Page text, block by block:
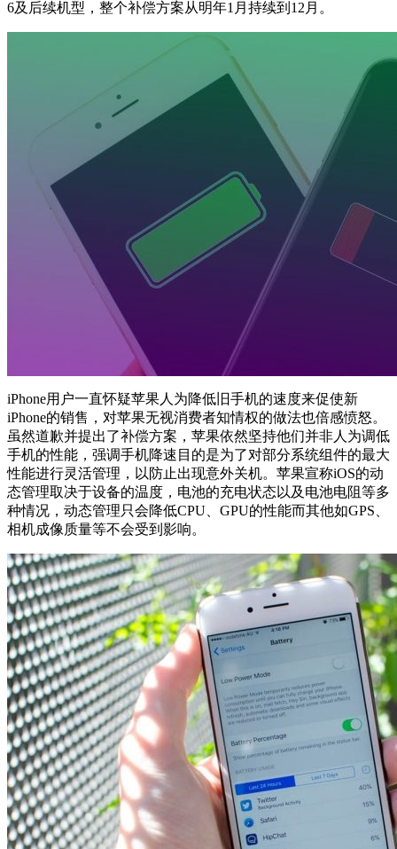
6及后续机型，整个补偿方案从明年1月持续到12月。
iPhone用户一直怀疑苹果人为降低旧手机的速度来促使新
iPhone的销售，对苹果无视消费者知情权的做法也倍感愤怒。
虽然道歉并提出了补偿方案，苹果依然坚持他们并非人为调低
手机的性能，强调手机降速目的是为了对部分系统组件的最大
性能进行灵活管理，以防止出现意外关机。苹果宣称iOS的动
态管理取决于设备的温度，电池的充电状态以及电池电阻等多
种情况，动态管理只会降低CPU、GPU的性能而其他如GPS、
相机成像质量等不会受到影响。